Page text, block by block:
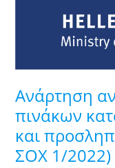
Ανάρτηση
πινάκων
και
ΣΟΧ 1/2022)
προσληπτέων
ΣΟΧ
1/2022)